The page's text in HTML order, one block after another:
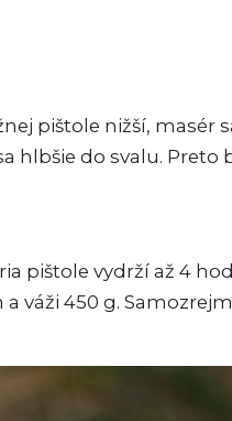
pištole nižší, masér
hlbšie do svalu. Preto
pištole vydrží až 4
váži 450 g.